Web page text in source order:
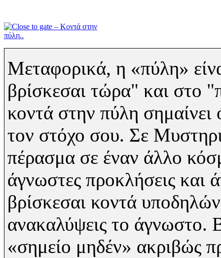
Μεταφορικά, η «πύλη»
βρίσκεσαι τώρα" και στο
κοντά στην πύλη σημαίνει
τον στόχο σου. Σε
πέρασμα σε έναν άλλο
άγνωστες προκλήσεις και
βρίσκεσαι κοντά
ανακαλύψεις το άγνωστο.
«σημείο μηδέν» ακριβώς